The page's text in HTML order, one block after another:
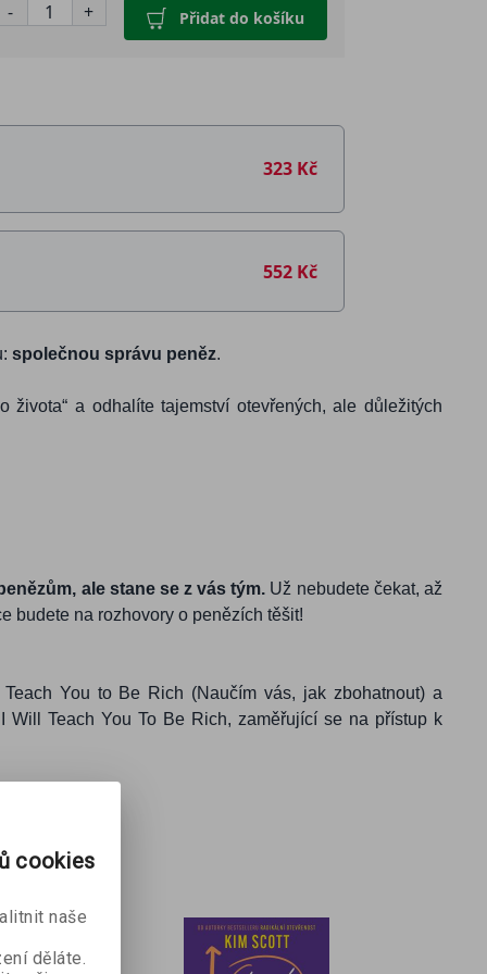
- + Přidat do košíku
323 Kč
552 Kč
společnou správu peněz.
a odhalíte tajemství otevřených, ale důležitých
ale stane se z vás tým. Už nebudete čekat, až
budete na rozhovory o penězích těšit!
You to Be Rich (Naučím vás, jak zbohatnout) a
Teach You To Be Rich, zaměřující se na přístup k
cookies
naše
děláte.